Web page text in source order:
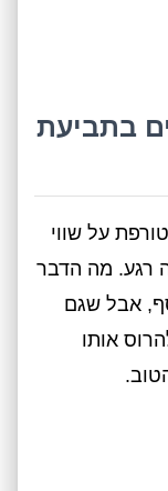
בתביעת
על שווי
רגע. מה הדבר
אבל שגם
אותו